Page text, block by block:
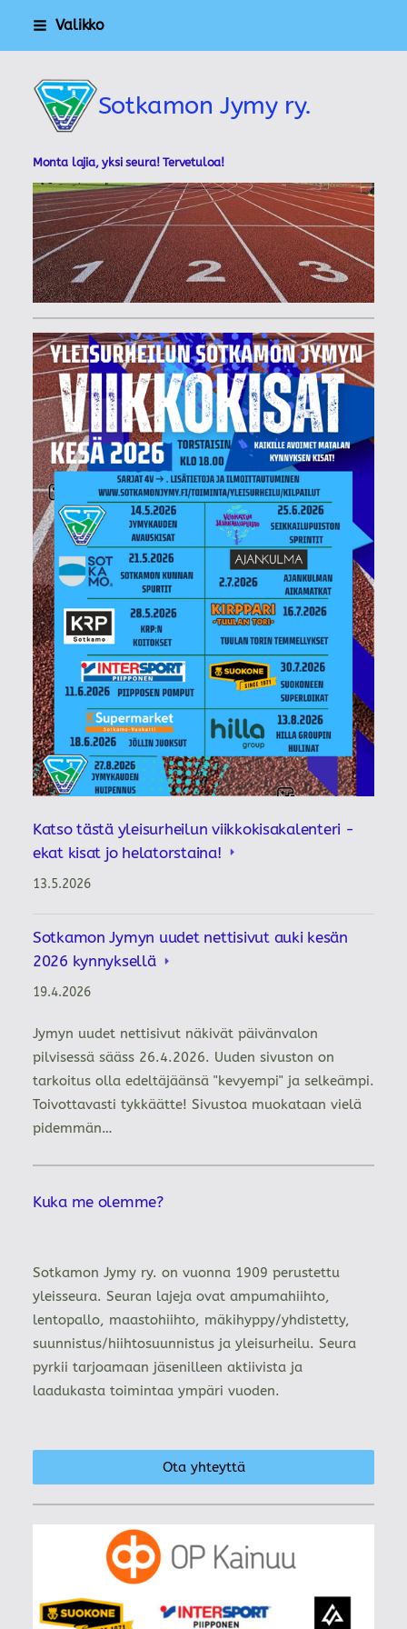
Siirry
Valikko
Sotkamon Jymy ry.
Monta lajia, yksi seura! Tervetuloa!
Katso tästä yleisurheilun viikkokisakalenteri -
ekat kisat jo helatorstaina!
13.5.2026
Sotkamon Jymyn uudet nettisivut auki kesän
2026 kynnyksellä
19.4.2026
Jymyn uudet nettisivut näkivät päivänvalon
pilvisessä sääss 26.4.2026. Uuden sivuston on
tarkoitus olla edeltäjäänsä "kevyempi" ja selkeämpi.
Toivottavasti tykkäätte! Sivustoa muokataan vielä
pidemmän…
Kuka me olemme?
Sotkamon Jymy ry. on vuonna 1909 perustettu
yleisseura. Seuran lajeja ovat ampumahiihto,
lentopallo, maastohiihto, mäkihyppy/yhdistetty,
suunnistus/hiihtosuunnistus ja yleisurheilu. Seura
pyrkii tarjoamaan jäsenilleen aktiivista ja
laadukasta toimintaa ympäri vuoden.
Ota yhteyttä